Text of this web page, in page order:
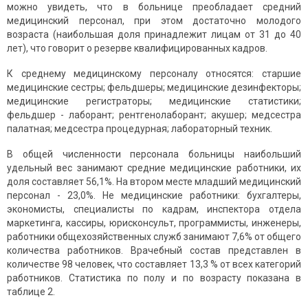
можно увидеть, что в больнице преобладает средний
медицинский персонал, при этом достаточно молодого
возраста (наибольшая доля принадлежит лицам от 31 до 40
лет), что говорит о резерве квалифицированных кадров.
К среднему медицинскому персоналу относятся: старшие
медицинские сестры; фельдшеры; медицинские дезинфекторы;
медицинские регистраторы; медицинские статистики;
фельдшер - лаборант; рентгенолаборант; акушер; медсестра
палатная; медсестра процедурная; лабораторный техник.
В общей численности персонала больницы наибольший
удельный вес занимают средние медицинские работники, их
доля составляет 56,1%. На втором месте младший медицинский
персонал - 23,0%. Не медицинские работники: бухгалтеры,
экономисты, специалисты по кадрам, инспектора отдела
маркетинга, кассиры, юрисконсульт, программисты, инженеры,
работники общехозяйственных служб занимают 7,6% от общего
количества работников. Врачебный состав представлен в
количестве 98 человек, что составляет 13,3 % от всех категорий
работников. Статистика по полу и по возрасту показана в
таблице 2.